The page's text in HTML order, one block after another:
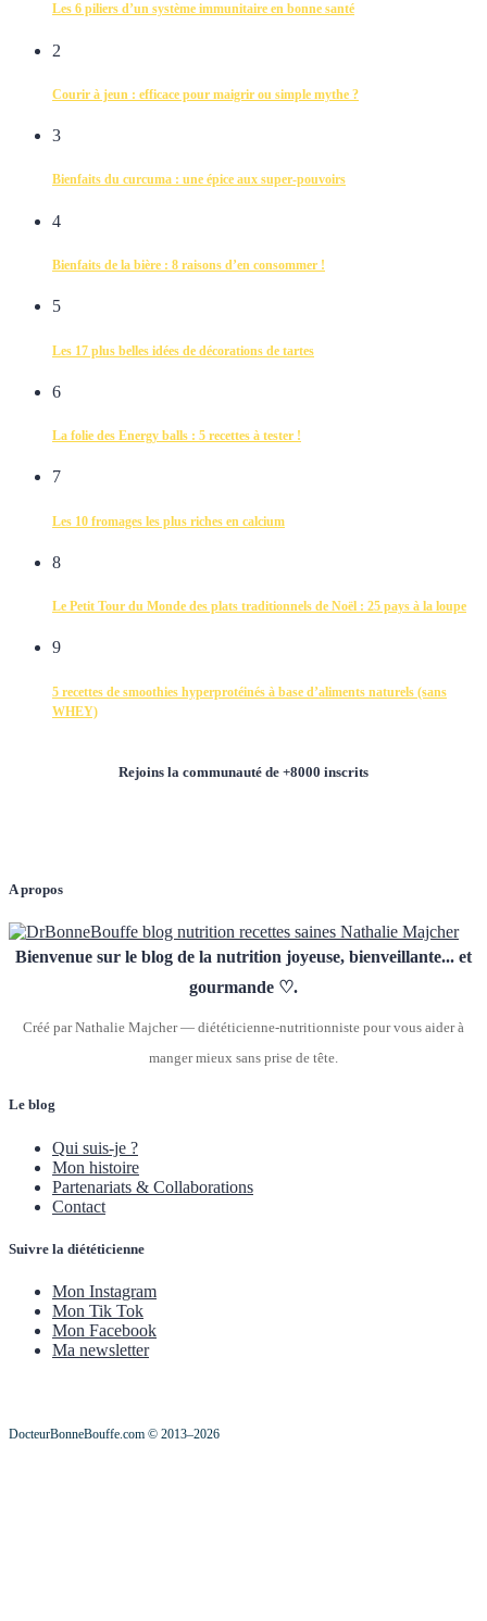
Les 6 piliers d’un système immunitaire en bonne santé
2
Courir à jeun : efficace pour maigrir ou simple mythe ?
3
Bienfaits du curcuma : une épice aux super-pouvoirs
4
Bienfaits de la bière : 8 raisons d’en consommer !
5
Les 17 plus belles idées de décorations de tartes
6
La folie des Energy balls : 5 recettes à tester !
7
Les 10 fromages les plus riches en calcium
8
Le Petit Tour du Monde des plats traditionnels de Noël : 25 pays à la loupe
9
5 recettes de smoothies hyperprotéinés à base d’aliments naturels (sans
WHEY)
Rejoins la communauté de +8000 inscrits
A propos
Bienvenue sur le blog de la nutrition joyeuse, bienveillante... et
gourmande ♡.
Créé par Nathalie Majcher — diététicienne-nutritionniste pour vous aider à
manger mieux sans prise de tête.
Le blog
Qui suis-je ?
Mon histoire
Partenariats & Collaborations
Contact
Suivre la diététicienne
Mon Instagram
Mon Tik Tok
Mon Facebook
Ma newsletter
DocteurBonneBouffe.com © 2013–2026